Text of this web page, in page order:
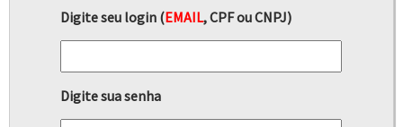
Digite seu login (EMAIL, CPF ou CNPJ)
Digite sua senha